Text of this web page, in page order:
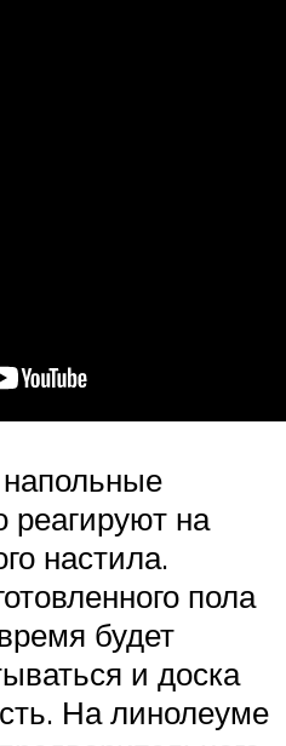
реагируют на
настила.
пола
будет
и доска
На линолеуме